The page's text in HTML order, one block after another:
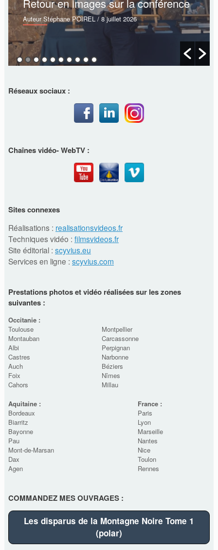
Retour en images sur la conférence
Auteur Stéphane POIREL/ 8 juillet 2026
Réseaux sociaux :
Chaînes vidéo- WebTV :
Sites connexes
Réalisations : realisationsvideos.fr
Techniques vidéo : filmsvideos.fr
Site éditorial : scyvius.eu
Services en ligne : scyvius.com
Prestations photos et vidéo réalisées sur les zones
suivantes :
Occitanie :
Toulouse
Montauban
Albi
Castres
Auch
Foix
Cahors
Montpellier
Carcassonne
Perpignan
Narbonne
Béziers
Nîmes
Millau
Aquitaine :
Bordeaux
Biarritz
Bayonne
Pau
Mont-de-Marsan
Dax
Agen
France :
Paris
Lyon
Marseille
Nantes
Nice
Toulon
Rennes
COMMANDEZ MES OUVRAGES :
Les disparus de la Montagne Noire Tome 1
(polar)